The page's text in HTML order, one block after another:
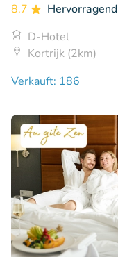
8.7 Hervorragend
D-Hotel
Kortrijk (2km)
Verkauft: 186